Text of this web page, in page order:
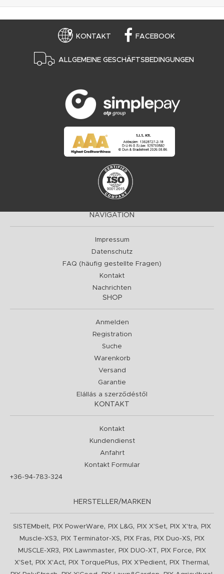
KONTAKT FACEBOOK
ALLGEMEINE GESCHÄFTSBEDINGUNGEN
NAVIGATION
Impressum
Datenschutz
FAQ (häufig gestellte Fragen)
Kontakt
Nachrichten
SHOP
Anmelden
Registration
Suche
Warenkorb
Versand
Garantie
Elállás a szerződéstől
KONTAKT
Kontakt
Kundendienst
Anfahrt
Kontakt Formular
+36-94-783-324
HERSTELLER/MARKEN
SISTEMbelt, PIX PowerWare, PIX L&G, PIX X'Set, PIX X'tra,
PIX
Muscle-XS3, PIX Terminator-XS, PIX Fras, PIX Duo-XS,
PIX
MUSCLE-XR3, PIX Lawnmaster, PIX DUO-XT, PIX Force,
PIX
X'Set, PIX X'Act, PIX TorquePlus, PIX X'Pedient, PIX Thermal ,